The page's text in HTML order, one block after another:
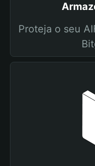
Proteja o seu